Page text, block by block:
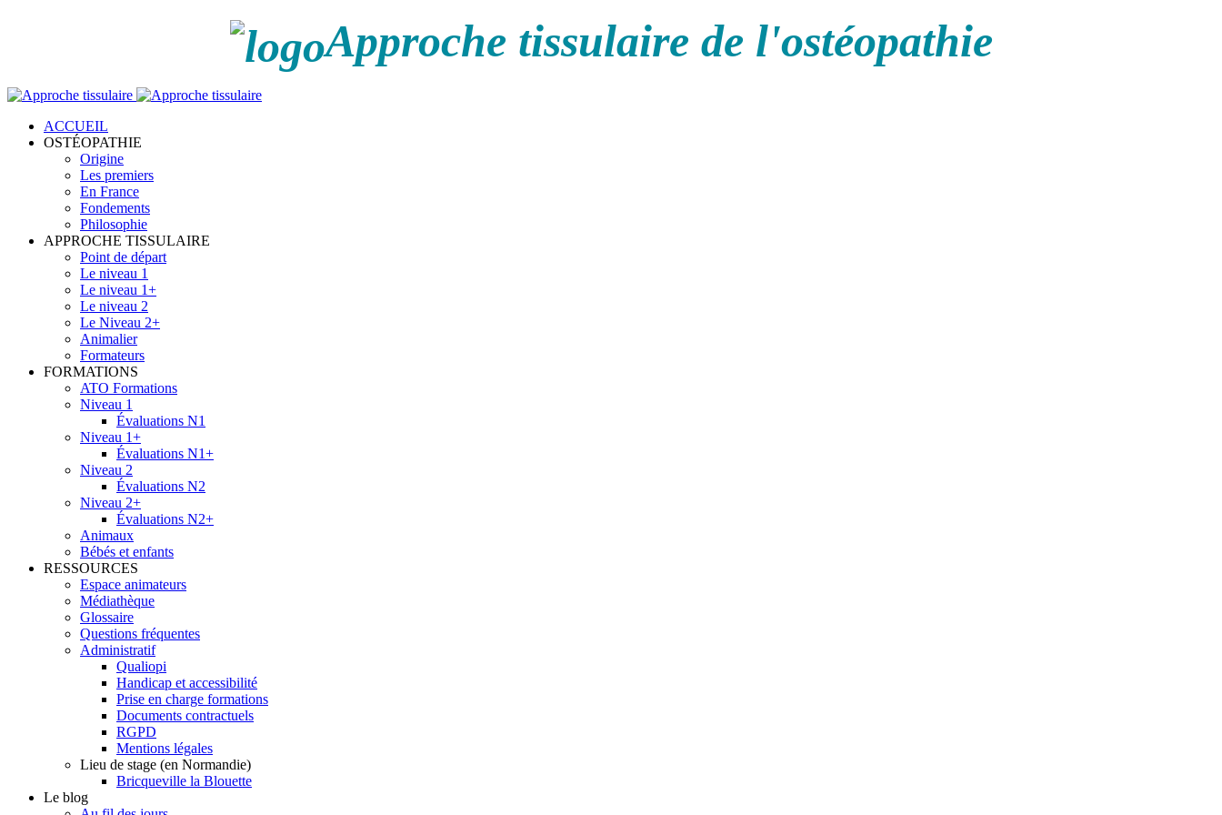
Approche tissulaire de l'ostéopathie
ACCUEIL
OSTÉOPATHIE
Origine
Les premiers
En France
Fondements
Philosophie
APPROCHE TISSULAIRE
Point de départ
Le niveau 1
Le niveau 1+
Le niveau 2
Le Niveau 2+
Animalier
Formateurs
FORMATIONS
ATO Formations
Niveau 1
Évaluations N1
Niveau 1+
Évaluations N1+
Niveau 2
Évaluations N2
Niveau 2+
Évaluations N2+
Animaux
Bébés et enfants
RESSOURCES
Espace animateurs
Médiathèque
Glossaire
Questions fréquentes
Administratif
Qualiopi
Handicap et accessibilité
Prise en charge formations
Documents contractuels
RGPD
Mentions légales
Lieu de stage (en Normandie)
Bricqueville la Blouette
Le blog